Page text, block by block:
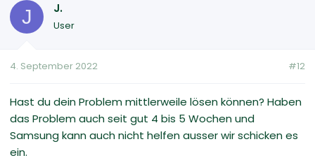
J J.
User
4. September 2022 #12
Hast du dein Problem mittlerweile lösen können? Haben
das Problem auch seit gut 4 bis 5 Wochen und
Samsung kann auch nicht helfen ausser wir schicken es
ein.